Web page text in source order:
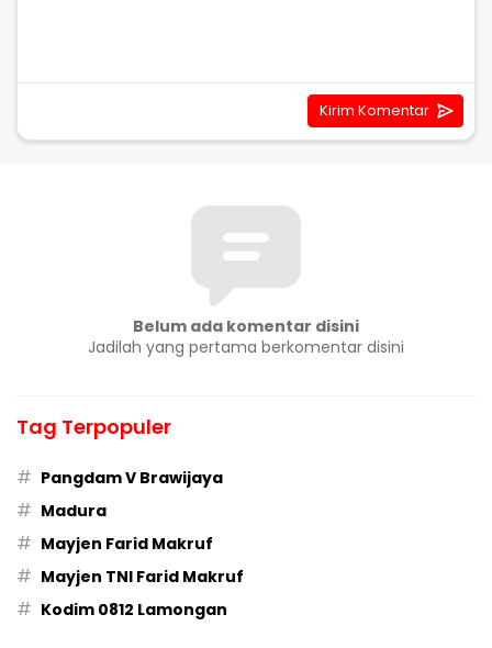
Belum ada komentar disini
Jadilah yang pertama berkomentar disini
Tag Terpopuler
# Pangdam V Brawijaya
# Madura
# Mayjen Farid Makruf
# Mayjen TNI Farid Makruf
# Kodim 0812 Lamongan